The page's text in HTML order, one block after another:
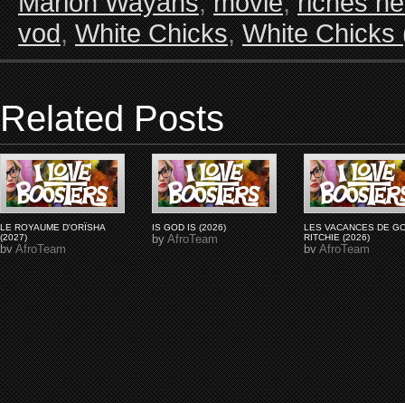
vod,White Chicks,White Chicks
Related Posts
LE ROYAUME D'ORÏSHA
(2027)
byAfroTeam
IS GOD IS (2026)
byAfroTeam
LES VACANCES DE
RITCHIE (2026)
byAfroTeam